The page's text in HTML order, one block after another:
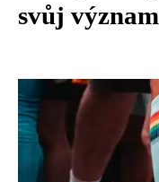
svůj význam